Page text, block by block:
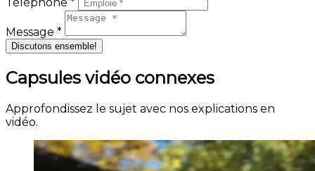
Message *
Discutons ensemble!
Capsules vidéo connexes
Approfondissez le sujet avec nos explications en
vidéo.